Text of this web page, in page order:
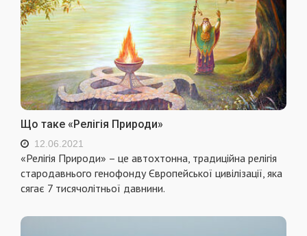
Що таке «Релігія Природи»
12.06.2021
«Релігія Природи» – це автохтонна, традиційна релігія
стародавнього генофонду Європейської цивілізації, яка
сягає 7 тисячолітньої давнини.